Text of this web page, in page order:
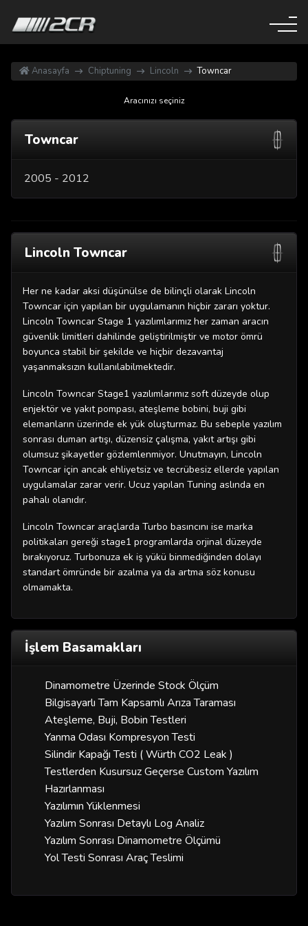
Anasayfa Chiptuning Lincoln Towncar
Aracınızı seçiniz
Towncar
2005 - 2012
Lincoln Towncar
Her ne kadar aksi düşünülse de bilinçli olarak Lincoln
Towncar için yapılan bir uygulamanın hiçbir zararı yoktur.
Lincoln Towncar Stage 1 yazılımlarımız her zaman aracın
güvenlik limitleri dahilinde geliştirilmiştir ve motor ömrü
boyunca stabil bir şekilde ve hiçbir dezavantaj
yaşanmaksızın kullanılabilmektedir.
Lincoln Towncar Stage1 yazılımlarımız soft düzeyde olup
enjektör ve yakıt pompası, ateşleme bobini, buji gibi
elemanların üzerinde ek yük oluşturmaz. Bu sebeple yazılım
sonrası duman artışı, düzensiz çalışma, yakıt artışı gibi
olumsuz şikayetler gözlemlenmiyor. Unutmayın, Lincoln
Towncar için ancak ehliyetsiz ve tecrübesiz ellerde yapılan
uygulamalar zarar verir. Ucuz yapılan Tuning aslında en
pahalı olanıdır.
Lincoln Towncar araçlarda Turbo basıncını ise marka
politikaları gereği stage1 programlarda orjinal düzeyde
bırakıyoruz. Turbonuza ek iş yükü binmediğinden dolayı
standart ömründe bir azalma ya da artma söz konusu
olmamakta.
İşlem Basamakları
Dinamometre Üzerinde Stock Ölçüm
Bilgisayarlı Tam Kapsamlı Arıza Taraması
Ateşleme, Buji, Bobin Testleri
Yanma Odası Kompresyon Testi
Silindir Kapağı Testi ( Würth CO2 Leak )
Testlerden Kusursuz Geçerse Custom Yazılım
Hazırlanması
Yazılımın Yüklenmesi
Yazılım Sonrası Detaylı Log Analiz
Yazılım Sonrası Dinamometre Ölçümü
Yol Testi Sonrası Araç Teslimi